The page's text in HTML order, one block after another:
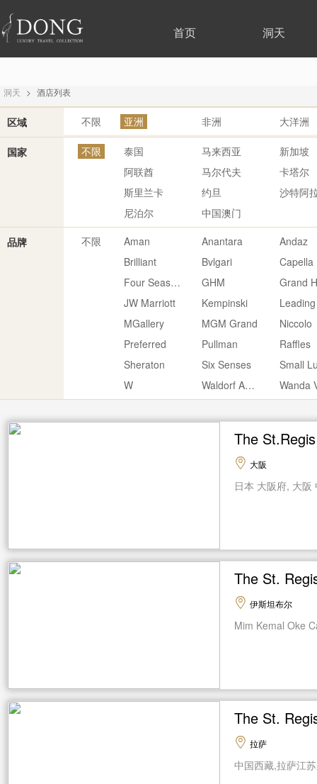
首页 洞天
洞天 > 酒店列表
区域 不限 亚洲 非洲 大洋洲
国家 不限 泰国 马来西亚
新加坡
阿联酋
马尔代夫
卡塔尔
斯里兰卡
约旦
沙特阿
尼泊尔
中国澳门
品牌 不限 Aman Anantara
Andaz
Brilliant
Bvlgari
Capella
Four Seasons
GHM
Grand
JW Marriott
Kempinski
Leading
MGallery
MGM Grand
Niccolo
Preferred
Pullman
Raffles
Sheraton
Six Senses
W
Waldorf Astoria Wanda
The
大阪
日本 大阪府, 大
The St.
伊斯坦布尔
Mim Kemal Oke
The St.
拉萨
中国西藏,拉萨江